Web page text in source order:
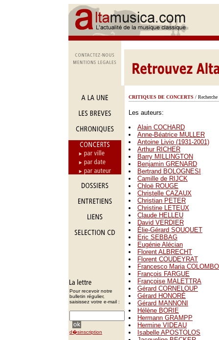
Pour recevoir notre
bulletin régulier,
saisissez votre e-mail :
d�sinscription
CRITIQUES DE CONCERTS / Recherche
Les auteurs:
Alain COCHARD
Anne-Béatrice MULLER
Antoine Livio (1931-2001)
Arthur RICHER
Barry MILLINGTON
Benjamin GRENARD
Bertrand BOLOGNESI
Camille de RIJCK
Chloë ROUGE
Christelle CAZAUX
Christian PETER
Christine LETEUX
Claude HELLEU
David VERDIER
Élie-Gérard SOUQUET
Eric SEBBAG
Eugénie Alécian
Florent ALBRECHT
Florent COUDEYRAT
Francesco Maria COLOMBO
François FARGUE
Françoise MALETTRA
Gérard CORNELOUP
Gérard HONORÉ
Gérard MANNONI
Hélène BORIE
Hermann GRAMPP
Hermine VIDEAU
Isabelle APOSTOLOS